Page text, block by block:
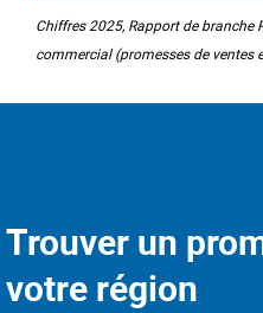
Chiffres 2025, Rapport de
commercial (promesses de ventes
Trouver un
votre région